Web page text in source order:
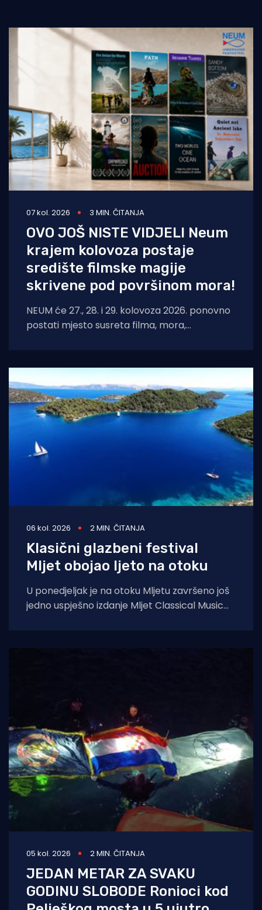
07 kol. 2026 3 MIN. ČITANJA
OVO JOŠ NISTE VIDJELI Neum
krajem kolovoza postaje
središte filmske magije
skrivene pod površinom mora!
NEUM će 27., 28. i 29. kolovoza 2026. ponovno
postati mjesto susreta filma, mora,
06 kol. 2026 2 MIN. ČITANJA
Klasični glazbeni festival
Mljet obojao ljeto na otoku
U ponedjeljak je na otoku Mljetu završeno još
jedno uspješno izdanje Mljet Classical Music
05 kol. 2026 2 MIN. ČITANJA
JEDAN METAR ZA SVAKU
GODINU SLOBODE Ronioci kod